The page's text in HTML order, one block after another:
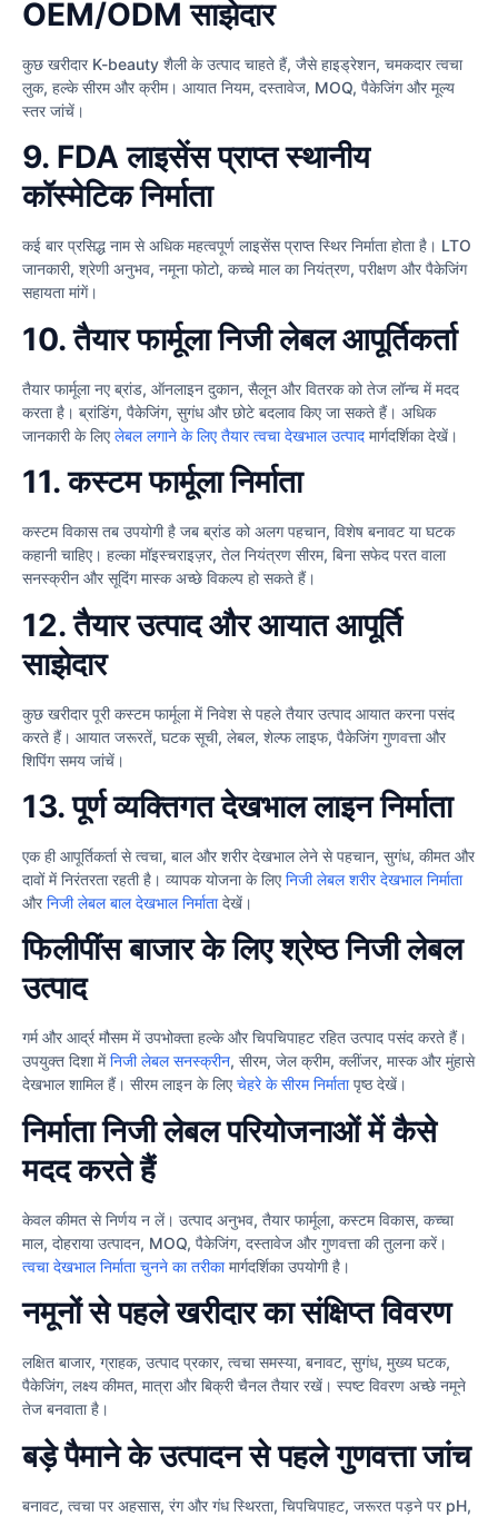
OEM/ODM साझेदार
कुछ खरीदार K-beauty शैली के उत्पाद चाहते हैं, जैसे हाइड्रेशन, चमकदार त्वचा
लुक, हल्के सीरम और क्रीम। आयात नियम, दस्तावेज, MOQ, पैकेजिंग और मूल्य
स्तर जांचें।
9. FDA लाइसेंस प्राप्त स्थानीय
कॉस्मेटिक निर्माता
कई बार प्रसिद्ध नाम से अधिक महत्वपूर्ण लाइसेंस प्राप्त स्थिर निर्माता होता है। LTO
जानकारी, श्रेणी अनुभव, नमूना फोटो, कच्चे माल का नियंत्रण, परीक्षण और पैकेजिंग
सहायता मांगें।
10. तैयार फार्मूला निजी लेबल आपूर्तिकर्ता
तैयार फार्मूला नए ब्रांड, ऑनलाइन दुकान, सैलून और वितरक को तेज लॉन्च में मदद
करता है। ब्रांडिंग, पैकेजिंग, सुगंध और छोटे बदलाव किए जा सकते हैं। अधिक
जानकारी के लिए लेबल लगाने के लिए तैयार त्वचा देखभाल उत्पाद मार्गदर्शिका देखें।
11. कस्टम फार्मूला निर्माता
कस्टम विकास तब उपयोगी है जब ब्रांड को अलग पहचान, विशेष बनावट या घटक
कहानी चाहिए। हल्का मॉइस्चराइज़र, तेल नियंत्रण सीरम, बिना सफेद परत वाला
सनस्क्रीन और सूदिंग मास्क अच्छे विकल्प हो सकते हैं।
12. तैयार उत्पाद और आयात आपूर्ति
साझेदार
कुछ खरीदार पूरी कस्टम फार्मूला में निवेश से पहले तैयार उत्पाद आयात करना पसंद
करते हैं। आयात जरूरतें, घटक सूची, लेबल, शेल्फ लाइफ, पैकेजिंग गुणवत्ता और
शिपिंग समय जांचें।
13. पूर्ण व्यक्तिगत देखभाल लाइन निर्माता
एक ही आपूर्तिकर्ता से त्वचा, बाल और शरीर देखभाल लेने से पहचान, सुगंध, कीमत और
दावों में निरंतरता रहती है। व्यापक योजना के लिए निजी लेबल शरीर देखभाल निर्माता
औरनिजी लेबल बाल देखभाल निर्मातादेखें।
फिलीपींस बाजार के लिए श्रेष्ठ निजी लेबल
उत्पाद
गर्म और आर्द्र मौसम में उपभोक्ता हल्के और चिपचिपाहट रहित उत्पाद पसंद करते हैं।
उपयुक्त दिशा मेंनिजी लेबल सनस्क्रीन, सीरम, जेल क्रीम, क्लींजर, मास्क और मुंहासे
देखभाल शामिल हैं। सीरम लाइन के लिए चेहरे के सीरम निर्मातापृष्ठ देखें।
निर्माता निजी लेबल परियोजनाओं में कैसे
मदद करते हैं
केवल कीमत से निर्णय न लें। उत्पाद अनुभव, तैयार फार्मूला, कस्टम विकास, कच्चा
माल, दोहराया उत्पादन, MOQ, पैकेजिंग, दस्तावेज और गुणवत्ता की तुलना करें।
त्वचा देखभाल निर्माता चुनने का तरीकामार्गदर्शिका उपयोगी है।
नमूनों से पहले खरीदार का संक्षिप्त विवरण
लक्षित बाजार, ग्राहक, उत्पाद प्रकार, त्वचा समस्या, बनावट, सुगंध, मुख्य घटक,
पैकेजिंग, लक्ष्य कीमत, मात्रा और बिक्री चैनल तैयार रखें। स्पष्ट विवरण अच्छे नमूने
तेज बनवाता है।
बड़े पैमाने के उत्पादन से पहले गुणवत्ता जांच
बनावट, त्वचा पर अहसास, रंग और गंध स्थिरता, चिपचिपाहट, जरूरत पड़ने पर pH,